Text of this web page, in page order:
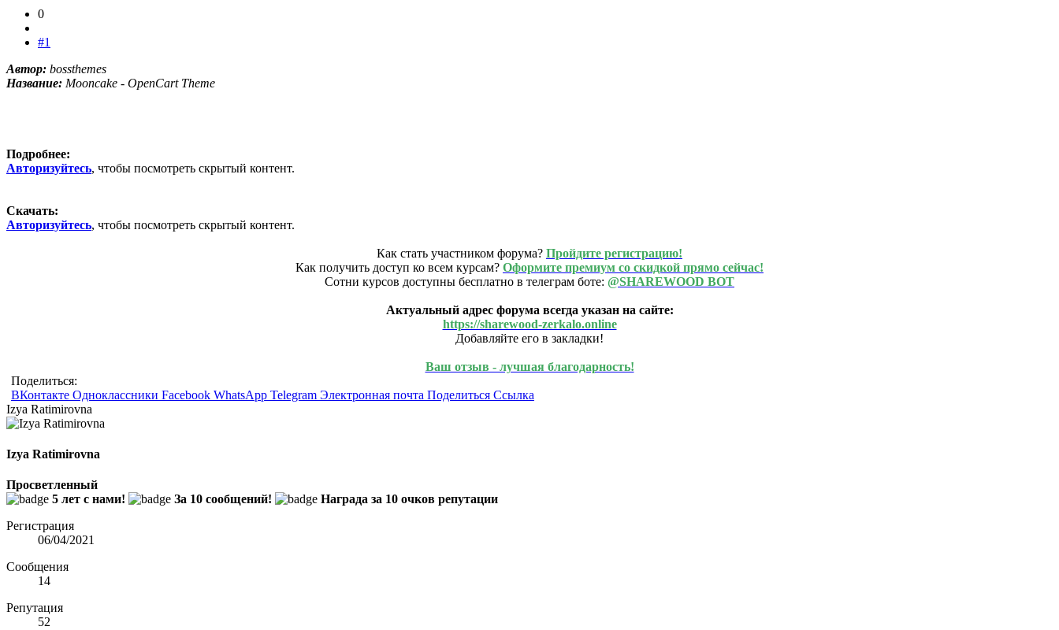
0
#1
Автор: bossthemes
Название: Mooncake - OpenCart Theme
Подробнее:
Авторизуйтесь, чтобы посмотреть скрытый контент.
Скачать:
Авторизуйтесь, чтобы посмотреть скрытый контент.
Как стать участником форума? Пройдите регистрацию!
Как получить доступ ко всем курсам? Оформите премиум со скидкой прямо сейчас!
Сотни курсов доступны бесплатно в телеграм боте: @SHAREWOOD BOT
Актуальный адрес форума всегда указан на сайте:
https://sharewood-zerkalo.online
Добавляйте его в закладки!
Ваш отзыв - лучшая благодарность!
Поделиться:
ВКонтакте Одноклассники Facebook WhatsApp Telegram Электронная почта Поделиться Ссылка
Izya Ratimirovna
Izya Ratimirovna
Просветленный
5 лет с нами!
За 10 сообщений!
Награда за 10 очков репутации
Регистрация
06/04/2021
Сообщения
14
Репутация
52